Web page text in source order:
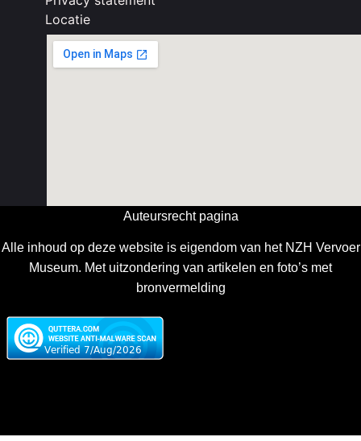
Locatie
Auteursrecht pagina
Alle inhoud op deze website is eigendom van het NZH Vervoer
Museum. Met uitzondering van artikelen en foto’s met
bronvermelding